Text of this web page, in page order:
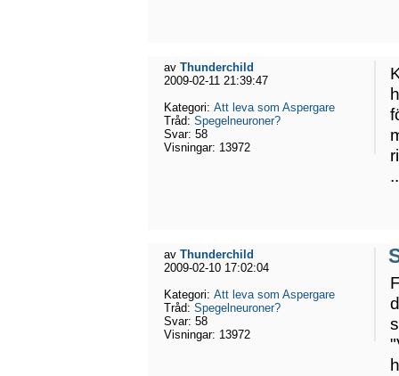
av Thunderchild
2009-02-11 21:39:47
Kategori: Att leva som Aspergare
Tråd: Spegelneuroner?
Svar: 58
Visningar: 13972
av Thunderchild
2009-02-10 17:02:04
Kategori: Att leva som Aspergare
Tråd: Spegelneuroner?
Svar: 58
Visningar: 13972